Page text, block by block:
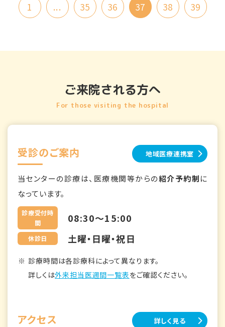
1 ... 35 36 37 38 39
ご来院される方へ
For those visiting the hospital
受診のご案内 地域医療連携室
当センターの診療は、医療機関等からの紹介予約制に
なっています。
診療受付時
間
08:30～15:00
休診日 土曜・日曜・祝日
診療時間は各診療科によって異なります。
詳しくは外来担当医週間一覧表をご確認ください。
アクセス 詳しく見る